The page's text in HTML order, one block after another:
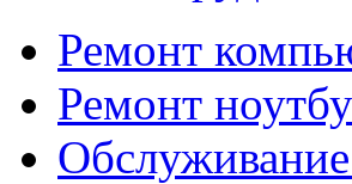
Ремонт
Ремонт